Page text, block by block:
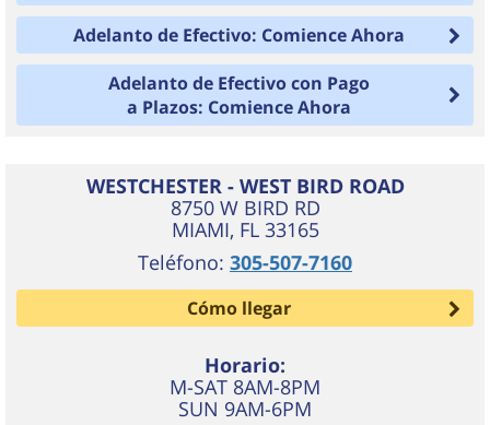
Adelanto de Efectivo: Comience Ahora
Adelanto de Efectivo con Pago
a Plazos: Comience Ahora
WESTCHESTER - WEST BIRD ROAD
8750 W BIRD RD
MIAMI, FL 33165
Teléfono: 305-507-7160
Cómo llegar
Horario:
M-SAT 8AM-8PM
SUN 9AM-6PM